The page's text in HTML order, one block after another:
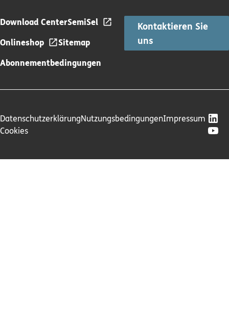
Download CenterSemiSel
Onlineshop
Sitemap
Abonnementbedingungen
Kontaktieren Sie
uns
DatenschutzerklärungNutzungsbedingungenImpressum
Cookies